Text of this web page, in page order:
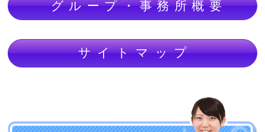
グループ・事務所概要
サイトマップ